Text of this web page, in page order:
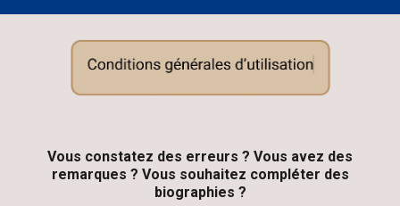
Vous constatez des erreurs ? Vous avez des
remarques ? Vous souhaitez compléter des
biographies ?